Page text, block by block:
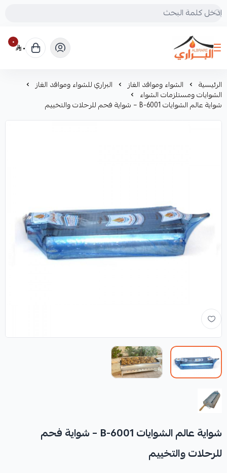
البراري للرحلات
٠ ٠
الرئيسية الشواء ومواقد الغاز البراري للشواء ومواقد الغاز
الشوايات ومستلزمات الشواء
شواية عالم الشوايات B-6001 – شواية فحم للرحلات والتخييم
شواية عالم الشوايات B-6001 – شواية فحم
للرحلات والتخييم